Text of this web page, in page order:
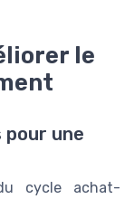
le
une
cycle achat-